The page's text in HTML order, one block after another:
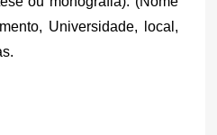
Universidade, local,